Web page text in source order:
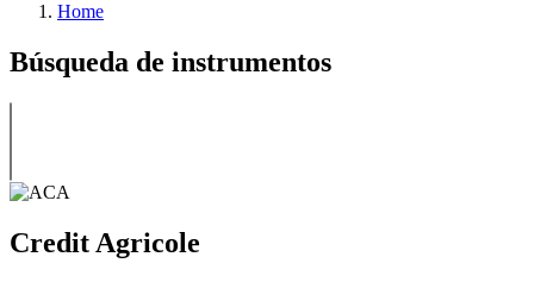
Home
Búsqueda de instrumentos
Credit Agricole